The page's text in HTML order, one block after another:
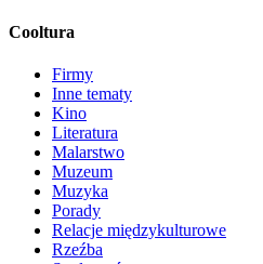
Cooltura
Firmy
Inne tematy
Kino
Literatura
Malarstwo
Muzeum
Muzyka
Porady
Relacje międzykulturowe
Rzeźba